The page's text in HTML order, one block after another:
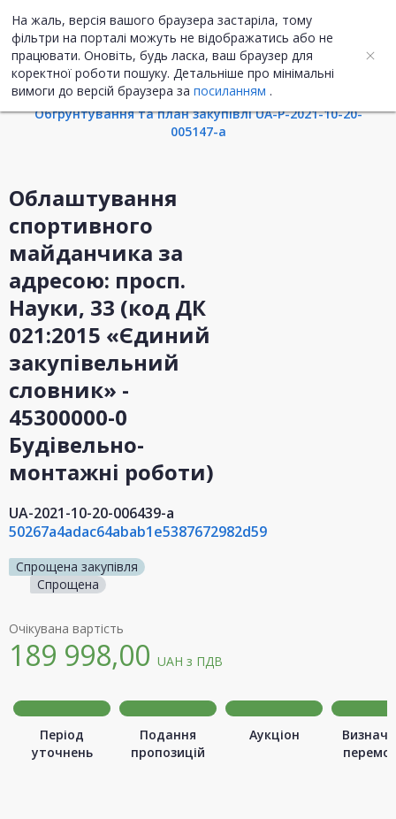
На жаль, версія вашого браузера застаріла, тому
фільтри на порталі можуть не відображатись або не
працювати. Оновіть, будь ласка, ваш браузер для
коректної роботи пошуку. Детальніше про мінімальні
вимоги до версій браузера за посиланням .
UA ENG
Інформація про закупівлю
Обгрунтування та план закупівлі UA-P-2021-10-20-
005147-a
Облаштування
спортивного
майданчика за
адресою: просп.
Науки, 33 (код ДК
021:2015 «Єдиний
закупівельний
словник» -
45300000-0
Будівельно-
монтажні роботи)
UA-2021-10-20-006439-a
50267a4adac64abab1e5387672982d59
Спрощена закупівля
Спрощена
Очікувана вартість
189 998,00 UAH з ПДВ
Період
уточнень
Подання
пропозицій
Аукціон